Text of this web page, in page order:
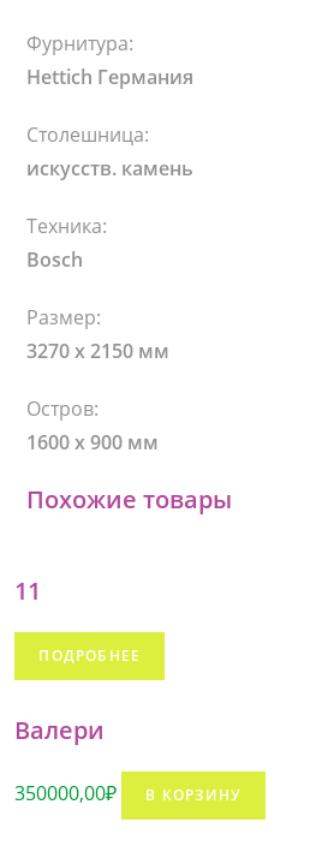
Фурнитура:
Hettich Германия
Столешница:
искусств. камень
Техника:
Bosch
Размер:
3270 х 2150 мм
Остров:
1600 х 900 мм
Похожие товары
11
ПОДРОБНЕЕ
Валери
350000,00₽ В КОРЗИНУ